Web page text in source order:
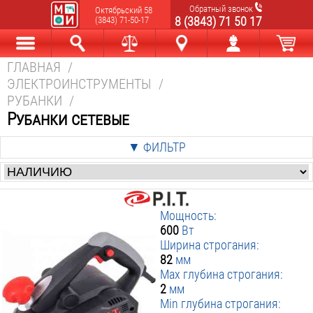
Октябрьский 58
(3843) 71-50-17
Обратный звонок
8 (3843) 71 50 17
Каталог Найти
ГЛАВНАЯ /
ЭЛЕКТРОИНСТРУМЕНТЫ /
РУБАНКИ /
Рубанки сетевые
▼ ФИЛЬТР
Цена:
от
р. до р.
Crown
Makita
Rebir
Диолд
Интерскол
Ресанта
Фиолент
Мощность:
600 Вт
Ширина строгания:
82 мм
Max глубина строгания:
2 мм
Min глубина строгания: